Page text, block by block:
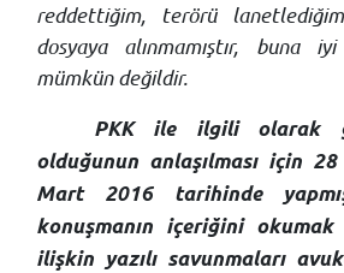
reddettiğim, terörü
dosyaya alınmamıştır, buna
mümkün değildir.
PKK ile ilgili olarak
olduğunun anlaşılması için
Mart 2016 tarihinde
konuşmanın içeriğini
ilişkin yazılı savunmaları